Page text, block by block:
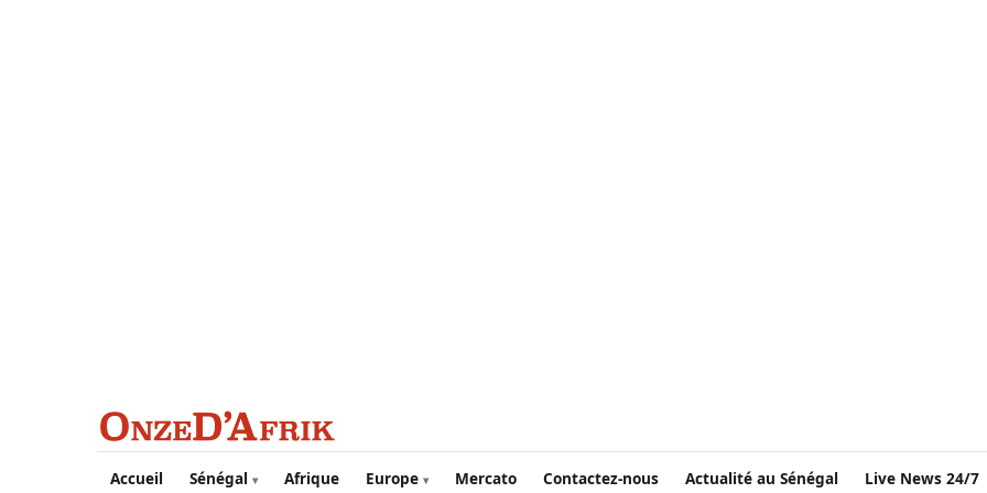
Aller au contenu principal
Accueil Sénégal Afrique Europe Mercato Contactez-nous Actualité au Sénégal Live News 24/7